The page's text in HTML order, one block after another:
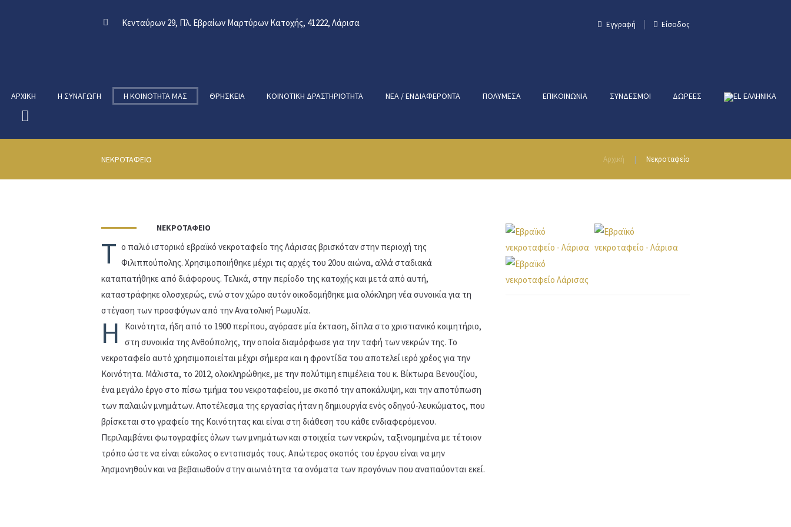
Κενταύρων 29, Πλ. Εβραίων Μαρτύρων Κατοχής, 41222, Λάρισα Εγγραφή Είσοδος
ΑΡΧΙΚΉ Η ΣΥΝΑΓΩΓΉ Η ΚΟΙΝΌΤΗΤΑ ΜΑΣ ΘΡΗΣΚΕΊΑ ΚΟΙΝΟΤΙΚΉ ΔΡΑΣΤΗΡΙΌΤΗΤΑ ΝΈΑ / ΕΝΔΙΑΦΈΡΟΝΤΑ ΠΟΛΥΜΈΣΑ ΕΠΙΚΟΙΝΩΝΊΑ ΣΎΝΔΕΣΜΟΙ ΔΩΡΕΈΣ ΕΛΛΗΝΙΚΑ
ΝΕΚΡΟΤΑΦΕΊΟ Αρχική Νεκροταφείο
ΝΕΚΡΟΤΑΦΕΊΟ
Τ ο παλιό ιστορικό εβραϊκό νεκροταφείο της Λάρισας βρισκόταν στην περιοχή της
Φιλιππούπολης. Χρησιμοποιήθηκε μέχρι τις αρχές του 20ου αιώνα, αλλά σταδιακά
καταπατήθηκε από διάφορους. Τελικά, στην περίοδο της κατοχής και μετά από αυτή,
καταστράφηκε ολοσχερώς, ενώ στον χώρο αυτόν οικοδομήθηκε μια ολόκληρη νέα συνοικία για τη
στέγαση των προσφύγων από την Ανατολική Ρωμυλία.
Η
Κοινότητα, ήδη από το 1900 περίπου, αγόρασε μία έκταση, δίπλα στο χριστιανικό κοιμητήριο,
στη συνοικία της Ανθούπολης, την οποία διαμόρφωσε για την ταφή των νεκρών της. Το
νεκροταφείο αυτό χρησιμοποιείται μέχρι σήμερα και η φροντίδα του αποτελεί ιερό χρέος για την
Κοινότητα. Μάλιστα, το 2012, ολοκληρώθηκε, με την πολύτιμη επιμέλεια του κ. Βίκτωρα Βενουζίου,
ένα μεγάλο έργο στο πίσω τμήμα του νεκροταφείου, με σκοπό την αποκάλυψη, και την αποτύπωση
των παλαιών μνημάτων. Αποτέλεσμα της εργασίας ήταν η δημιουργία ενός οδηγού-λευκώματος, που
βρίσκεται στο γραφείο της Κοινότητας και είναι στη διάθεση του κάθε ενδιαφερόμενου.
Περιλαμβάνει φωτογραφίες όλων των μνημάτων και στοιχεία των νεκρών, ταξινομημένα με τέτοιον
τρόπο ώστε να είναι εύκολος ο εντοπισμός τους. Απώτερος σκοπός του έργου είναι να μην
λησμονηθούν και να βεβαιωθούν στην αιωνιότητα τα ονόματα των προγόνων που αναπαύονται εκεί.